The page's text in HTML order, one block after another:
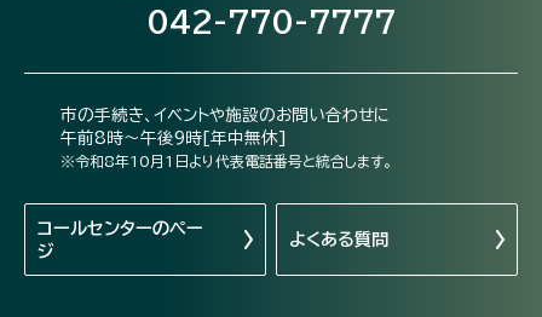
042-770-7777
市の手続き、イベントや施設のお問い合わせに
午前8時～午後9時[年中無休]
※令和8年10月1日より代表電話番号と統合します。
コールセンターのペー
ジ
よくある質問